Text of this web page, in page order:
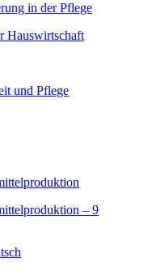
in der Pflege
Hauswirtschaft
und Pflege
– 9